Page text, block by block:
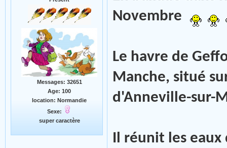
Messages: 32651
Age: 100
location: Normandie
Sexe:
super caractère
Novembre
Le havre de
Manche, situé
d'Anneville-sur-
Il réunit les eaux